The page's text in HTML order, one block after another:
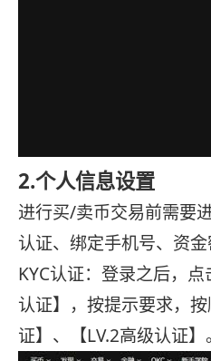
2.个人信息设置
进行买/卖币交易前需要
认证、绑定手机号、资金
KYC认证：登录之后，
认证】，按提示要求，
证】、【LV.2高级认证】。